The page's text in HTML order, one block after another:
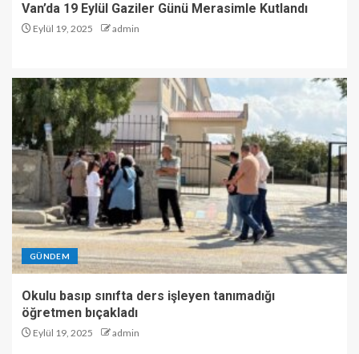
Van’da 19 Eylül Gaziler Günü Merasimle Kutlandı
Eylül 19, 2025 admin
GÜNDEM
Okulu basıp sınıfta ders işleyen tanımadığı
öğretmen bıçakladı
Eylül 19, 2025 admin